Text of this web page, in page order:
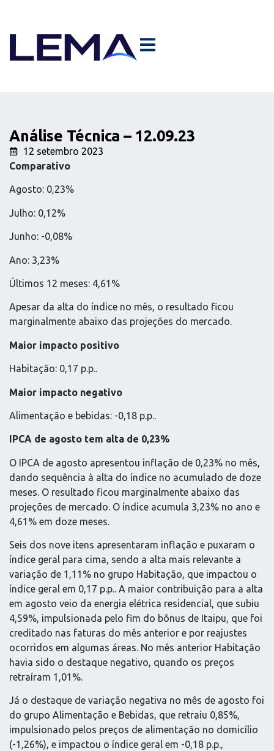
Análise Técnica – 12.09.23
12 setembro 2023
Comparativo
Agosto: 0,23%
Julho: 0,12%
Junho: -0,08%
Ano: 3,23%
Últimos 12 meses: 4,61%
Apesar da alta do índice no mês, o resultado ficou
marginalmente abaixo das projeções do mercado.
Maior impacto positivo
Habitação: 0,17 p.p..
Maior impacto negativo
Alimentação e bebidas: -0,18 p.p..
IPCA de agosto tem alta de 0,23%
O IPCA de agosto apresentou inflação de 0,23% no mês,
dando sequência à alta do índice no acumulado de doze
meses. O resultado ficou marginalmente abaixo das
projeções de mercado. O índice acumula 3,23% no ano e
4,61% em doze meses.
Seis dos nove itens apresentaram inflação e puxaram o
índice geral para cima, sendo a alta mais relevante a
variação de 1,11% no grupo Habitação, que impactou o
índice geral em 0,17 p.p.. A maior contribuição para a alta
em agosto veio da energia elétrica residencial, que subiu
4,59%, impulsionada pelo fim do bônus de Itaipu, que foi
creditado nas faturas do mês anterior e por reajustes
ocorridos em algumas áreas. No mês anterior Habitação
havia sido o destaque negativo, quando os preços
retraíram 1,01%.
Já o destaque de variação negativa no mês de agosto foi
do grupo Alimentação e Bebidas, que retraiu 0,85%,
impulsionado pelos preços de alimentação no domicílio
(-1,26%), e impactou o índice geral em -0,18 p.p.,